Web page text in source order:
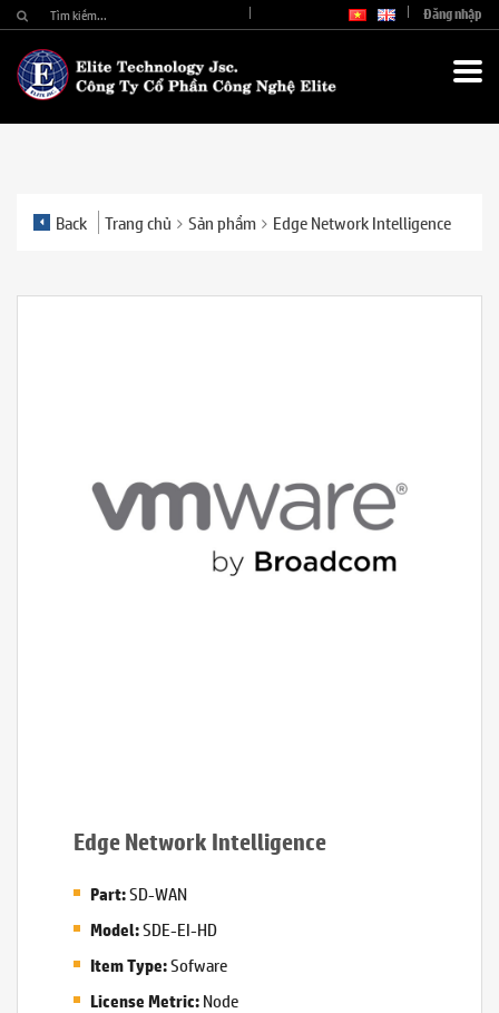
Đăng nhập
Back Trang chủ Sản phẩm Edge Network Intelligence
Edge Network Intelligence
Part:SD-WAN
Model:SDE-EI-HD
Item Type:Sofware
License Metric:Node